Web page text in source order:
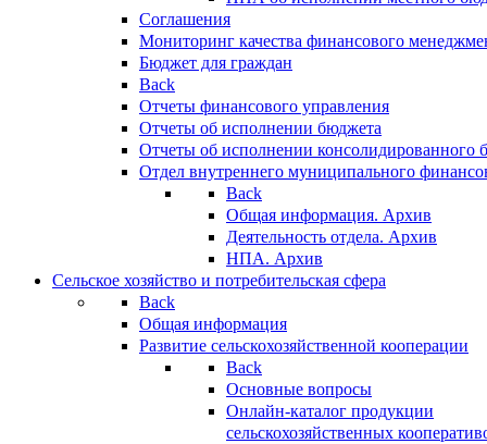
Соглашения
Мониторинг качества финансового
Бюджет для граждан
Back
Отчеты финансового управления
Отчеты об исполнении бюджета
Отчеты об исполнении консолидированного
Отдел внутреннего муниципального
Back
Общая информация. Архив
Деятельность отдела. Архив
НПА. Архив
Сельское хозяйство и потребительская сфера
Back
Общая информация
Развитие сельскохозяйственной кооперации
Back
Основные вопросы
Онлайн-каталог продукции
сельскохозяйственных